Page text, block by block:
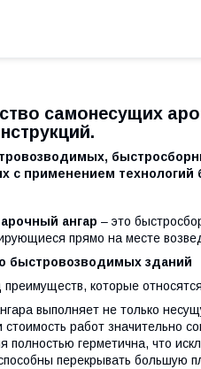
самонесущих
с применением технологий
ангар – это
прямо на месте
быстровозводимых зданий
которые
выполняет не только
стоимость работ значительно
полностью герметична, что
перекрывать большую